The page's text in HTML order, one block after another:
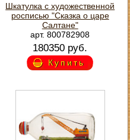
Шкатулка с художественной
росписью "Сказка о царе
Салтане"
арт. 800782908
180350 руб.
Купить